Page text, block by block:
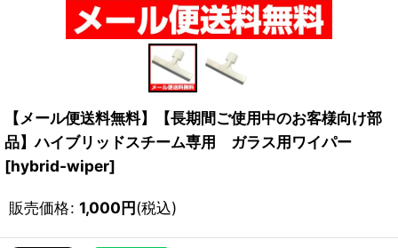
【メール便送料無料】【長期間ご使用中のお客様向け部
品】ハイブリッドスチーム専用 ガラス用ワイパー
[hybrid-wiper]
販売価格: 1,000円(税込)